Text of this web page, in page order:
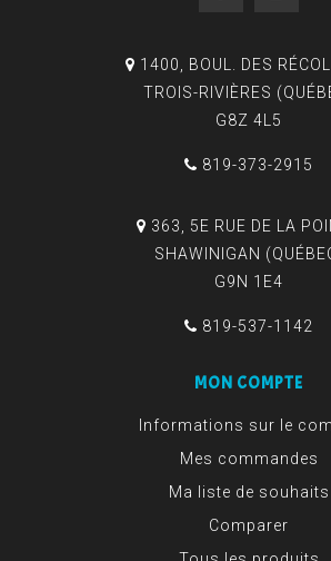
1400, BOUL. DES
TROIS-RIVIÈRES
G8Z 4L5
819-373-2915
363, 5E RUE DE LA
SHAWINIGAN
G9N 1E4
819-537-1142
MON COMPTE
Informations sur le
Mes commandes
Ma liste de souhaits
Comparer